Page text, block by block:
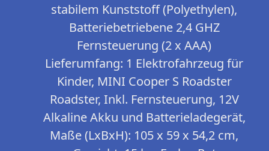
stabilem Kunststoff (Polyethylen),
Batteriebetriebene 2,4 GHZ
Fernsteuerung (2 x AAA)
Lieferumfang: 1 Elektrofahrzeug für
Kinder, MINI Cooper S Roadster
Roadster, Inkl. Fernsteuerung, 12V
Alkaline Akku und Batterieladegerät,
Maße (LxBxH): 105 x 59 x 54,2 cm,